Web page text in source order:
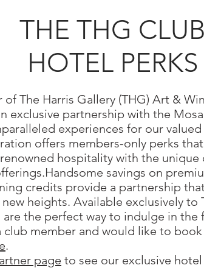
THE THG CLUB
HOTEL PERKS
The Harris Gallery (THG) Art &
exclusive partnership with the
experiences for our
offers members-only perks
hospitality with the unique
savings on
credits provide a partnership
heights. Available exclusively to
the perfect way to indulge in the
club member and would like to
.
page to see our exclusive